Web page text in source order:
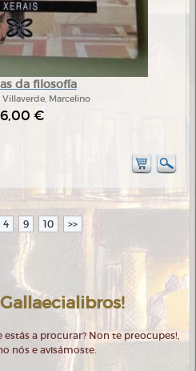
da filosofía
Villaverde, Marcelino
€
4 9 10 >>
a procurar? Non te preocupes!,
nós e avisámoste.